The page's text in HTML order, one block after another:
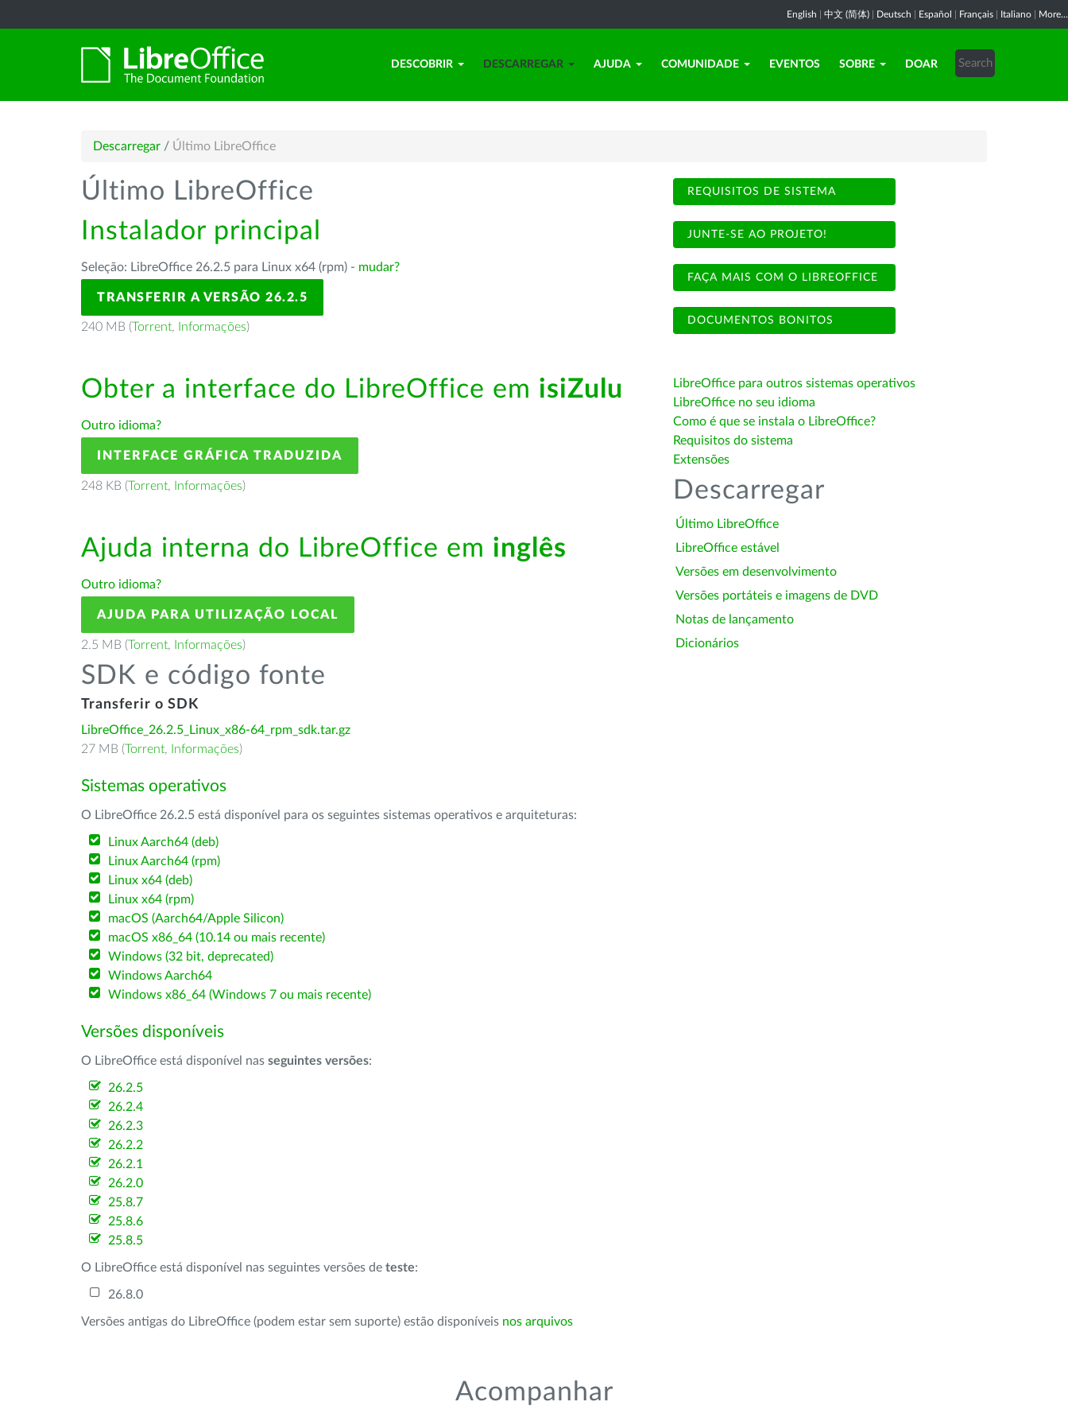
English 中文 (简体) Deutsch Español Français Italiano More...
DESCOBRIR DESCARREGAR AJUDA COMUNIDADE EVENTOS SOBRE DOAR
Descarregar / Último LibreOffice
Último LibreOffice
Instalador principal
Seleção: LibreOffice 26.2.5 para Linux x64 (rpm) - mudar?
TRANSFERIR A VERSÃO 26.2.5
240 MB (Torrent, Informações)
Obter a interface do LibreOffice em isiZulu
Outro idioma?
INTERFACE GRÁFICA TRADUZIDA
248 KB (Torrent, Informações)
Ajuda interna do LibreOffice em inglês
Outro idioma?
AJUDA PARA UTILIZAÇÃO LOCAL
2.5 MB (Torrent, Informações)
SDK e código fonte
Transferir o SDK
LibreOffice_26.2.5_Linux_x86-64_rpm_sdk.tar.gz
27 MB (Torrent, Informações)
Sistemas operativos
O LibreOffice 26.2.5 está disponível para os seguintes sistemas operativos e arquiteturas:
Linux Aarch64 (deb)
Linux Aarch64 (rpm)
Linux x64 (deb)
Linux x64 (rpm)
macOS (Aarch64/Apple Silicon)
macOS x86_64 (10.14 ou mais recente)
Windows (32 bit, deprecated)
Windows Aarch64
Windows x86_64 (Windows 7 ou mais recente)
Versões disponíveis
O LibreOffice está disponível nas seguintes versões:
26.2.5
26.2.4
26.2.3
26.2.2
26.2.1
26.2.0
25.8.7
25.8.6
25.8.5
O LibreOffice está disponível nas seguintes versões de teste:
26.8.0
Versões antigas do LibreOffice (podem estar sem suporte) estão disponíveis nos arquivos
REQUISITOS DE SISTEMA
JUNTE-SE AO PROJETO!
FAÇA MAIS COM O LIBREOFFICE
DOCUMENTOS BONITOS
LibreOffice para outros sistemas operativos
LibreOffice no seu idioma
Como é que se instala o LibreOffice?
Requisitos do sistema
Extensões
Descarregar
Último LibreOffice
LibreOffice estável
Versões em desenvolvimento
Versões portáteis e imagens de DVD
Notas de lançamento
Dicionários
Acompanhar